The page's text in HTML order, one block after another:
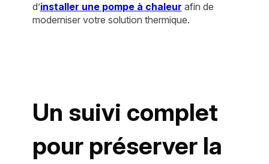
d’installer une pompe à chaleur afin de
moderniser votre solution thermique.
Un suivi complet
pour préserver la